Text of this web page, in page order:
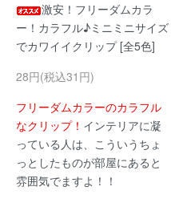
激安！フリーダムカラ
ー！カラフル♪ミニミニサイズ
でカワイイクリップ [全5色]
28円(税込31円)
フリーダムカラーのカラフル
なクリップ！ インテリアに凝
っている人は、こういうちょ
っとしたものが部屋にあると
雰囲気でますよ！！